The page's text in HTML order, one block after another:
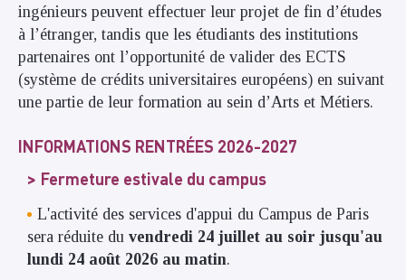
ingénieurs peuvent effectuer leur projet de fin d’études
à l’étranger, tandis que les étudiants des institutions
partenaires ont l’opportunité de valider des ECTS
(système de crédits universitaires européens) en suivant
une partie de leur formation au sein d’Arts et Métiers.
INFORMATIONS RENTRÉES 2026-2027
Fermeture estivale du campus
L'activité des services d'appui du Campus de Paris
sera réduite du vendredi 24 juillet au soir jusqu'au
lundi 24 août 2026 au matin.